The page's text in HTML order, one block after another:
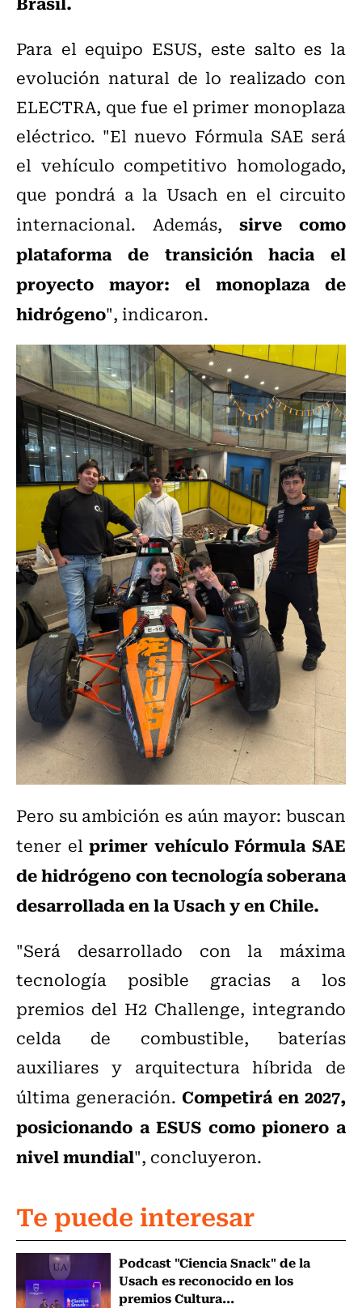
Para el equipo ESUS, este salto es la
evolución natural de lo realizado con
ELECTRA, que fue el primer monoplaza
eléctrico. "El nuevo Fórmula SAE será
el vehículo competitivo homologado,
que pondrá a la Usach en el circuito
internacional. Además, sirve como
plataforma de transición hacia el
proyecto mayor: el monoplaza de
hidrógeno", indicaron.
Pero su ambición es aún mayor: buscan
tener elprimer vehículo Fórmula SAE
de hidrógeno con tecnología soberana
desarrollada en la Usach y en Chile.
"Será desarrollado con la máxima
tecnología posible gracias a los
premios del H2 Challenge, integrando
celda de combustible, baterías
auxiliares y arquitectura híbrida de
última generación. Competirá en 2027,
posicionando a ESUS como pionero a
nivel mundial", concluyeron.
Te puede interesar
Podcast "Ciencia Snack" de la
Usach es reconocido en los
premios Cultura...